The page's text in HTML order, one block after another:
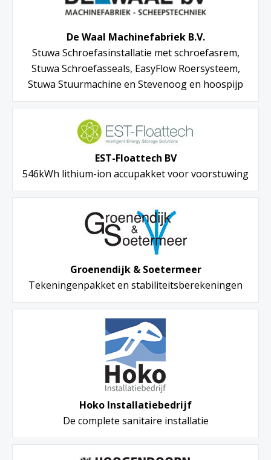
De Waal Machinefabriek B.V.
Stuwa Schroefasinstallatie met schroefasrem,
Stuwa Schroefasseals, EasyFlow Roersysteem,
Stuwa Stuurmachine en Stevenoog en hoospijp
EST-Floattech BV
546kWh lithium-ion accupakket voor voorstuwing
Groenendijk & Soetermeer
Tekeningenpakket en stabiliteitsberekeningen
Hoko Installatiebedrijf
De complete sanitaire installatie